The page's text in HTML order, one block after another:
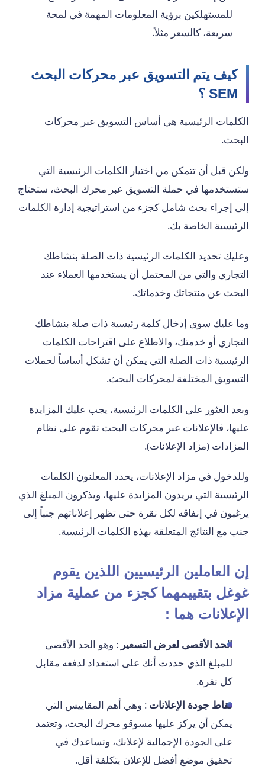
للمستهلكين برؤية المعلومات المهمة في لمحة
سريعة، كالسعر مثلاً.
كيف يتم التسويق عبر محركات البحث
SEM ؟
الكلمات الرئيسية هي أساس التسويق عبر محركات
البحث.
ولكن قبل أن تتمكن من اختيار الكلمات الرئيسية التي
ستستخدمها في حملة التسويق عبر محرك البحث، ستحتاج
إلى إجراء بحث شامل كجزء من استراتيجية إدارة الكلمات
الرئيسية الخاصة بك.
وعليك تحديد الكلمات الرئيسية ذات الصلة بنشاطك
التجاري والتي من المحتمل أن يستخدمها العملاء عند
البحث عن منتجاتك وخدماتك.
وما عليك سوى إدخال كلمة رئيسية ذات صلة بنشاطك
التجاري أو خدمتك، والاطلاع على اقتراحات الكلمات
الرئيسية ذات الصلة التي يمكن أن تشكل أساساً لحملات
التسويق المختلفة لمحركات البحث.
وبعد العثور على الكلمات الرئيسية، يجب عليك المزايدة
عليها، فالإعلانات عبر محركات البحث تقوم على نظام
المزادات (مزاد الإعلانات).
وللدخول في مزاد الإعلانات، يحدد المعلنون الكلمات
الرئيسية التي يريدون المزايدة عليها، ويذكرون المبلغ الذي
يرغبون في إنفاقه لكل نقرة حتى تظهر إعلاناتهم جنباً إلى
جنب مع النتائج المتعلقة بهذه الكلمات الرئيسية.
إن العاملين الرئيسيين اللذين يقوم
غوغل بتقييمهما كجزء من عملية مزاد
الإعلانات هما :
الحد الأقصى لعرض التسعير : وهو الحد الأقصى
للمبلغ الذي حددت أنك على استعداد لدفعه مقابل
كل نقرة.
نقاط جودة الإعلانات : وهي أهم المقاييس التي
يمكن أن يركز عليها مسوقو محرك البحث، وتعتمد
على الجودة الإجمالية لإعلانك، وتساعدك في
تحقيق موضع أفضل للإعلان بتكلفة أقل.